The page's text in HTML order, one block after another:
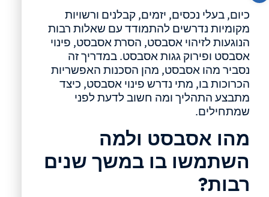
כיום, בעלי נכסים, יזמים, קבלנים ורשויות
מקומיות נדרשים להתמודד עם שאלות רבות
הנוגעות לזיהוי אסבסט, הסרת אסבסט, פינוי
אסבסט ופירוק גגות אסבסט. במדריך זה
נסביר מהו אסבסט, מהן הסכנות האפשריות
הכרוכות בו, מתי נדרש פינוי אסבסט, כיצד
מתבצע התהליך ומה חשוב לדעת לפני
שמתחילים.
מהו אסבסט ולמה
השתמשו בו במשך שנים
רבות?